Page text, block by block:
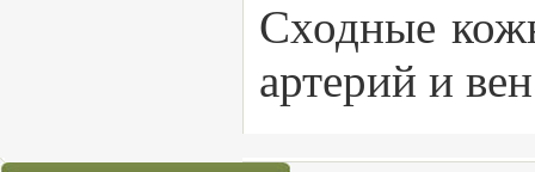
Сходные
артерий и